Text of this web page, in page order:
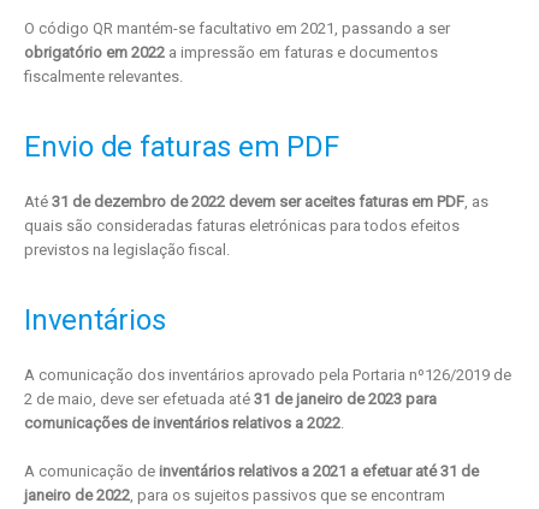
O código QR mantém-se facultativo em 2021, passando a ser
obrigatório em 2022 a impressão em faturas e documentos
fiscalmente relevantes.
Envio de faturas em PDF
Até 31 de dezembro de 2022 devem ser aceites faturas em PDF, as
quais são consideradas faturas eletrónicas para todos efeitos
previstos na legislação fiscal.
Inventários
A comunicação dos inventários aprovado pela Portaria nº126/2019 de
2 de maio, deve ser efetuada até 31 de janeiro de 2023 para
comunicações de inventários relativos a 2022.
A comunicação de inventários relativos a 2021 a efetuar até 31 de
janeiro de 2022, para os sujeitos passivos que se encontram